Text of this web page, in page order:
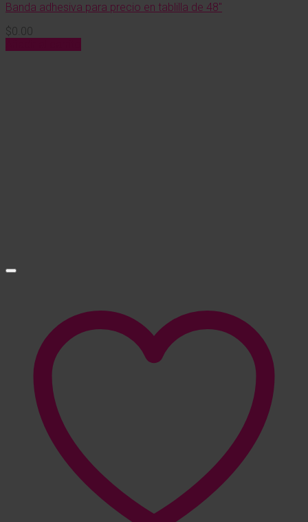
Banda adhesiva para precio en tablilla de 48″
$0.00